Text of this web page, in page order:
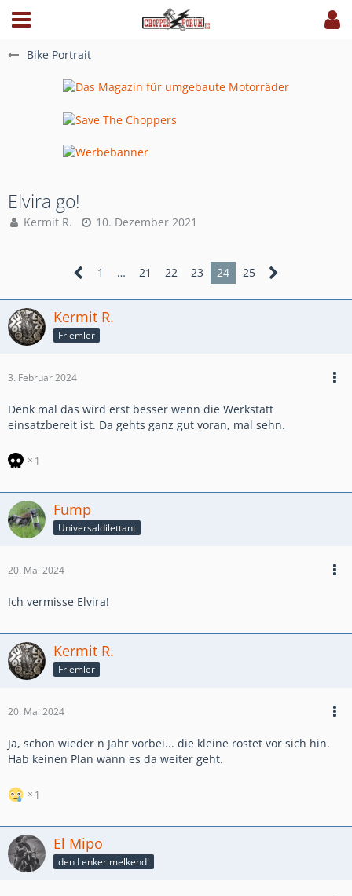
Bike Portrait
Elvira go!
Kermit R. 10. Dezember 2021
1 … 21 22 23 24 25
Kermit R.
Friemler
3. Februar 2024
Denk mal das wird erst besser wenn die Werkstatt
einsatzbereit ist. Da gehts ganz gut voran, mal sehn.
1
Fump
Universaldilettant
20. Mai 2024
Ich vermisse Elvira!
Kermit R.
Friemler
20. Mai 2024
Ja, schon wieder n Jahr vorbei... die kleine rostet vor sich hin.
Hab keinen Plan wann es da weiter geht.
1
El Mipo
den Lenker melkend!